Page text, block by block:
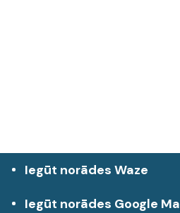
Iegūt norādes Waze
Iegūt norādes Google